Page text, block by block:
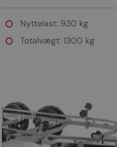
Nyttelast: 930 kg
Totalvægt: 1300 kg